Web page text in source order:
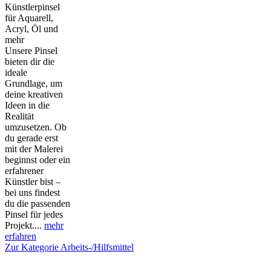
Künstlerpinsel
für Aquarell,
Acryl, Öl und
mehr
Unsere Pinsel
bieten dir die
ideale
Grundlage, um
deine kreativen
Ideen in die
Realität
umzusetzen. Ob
du gerade erst
mit der Malerei
beginnst oder ein
erfahrener
Künstler bist –
bei uns findest
du die passenden
Pinsel für jedes
Projekt.... mehr
erfahren
Zur Kategorie Arbeits-/Hilfsmittel